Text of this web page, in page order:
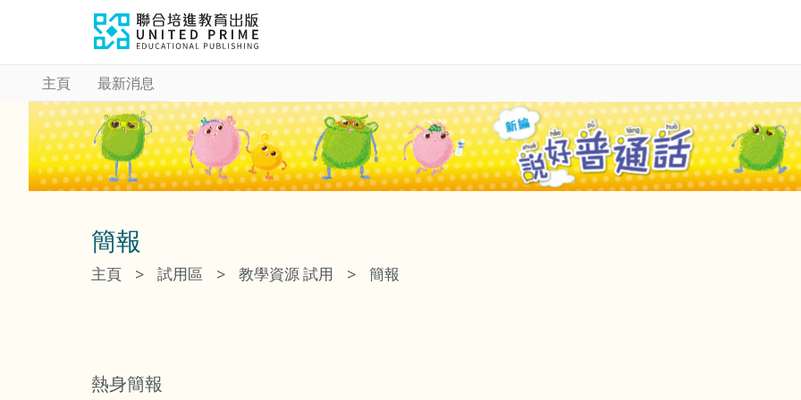
主頁 最新消息
簡報
主頁 > 試用區 > 教學資源 試用 > 簡報
熱身簡報